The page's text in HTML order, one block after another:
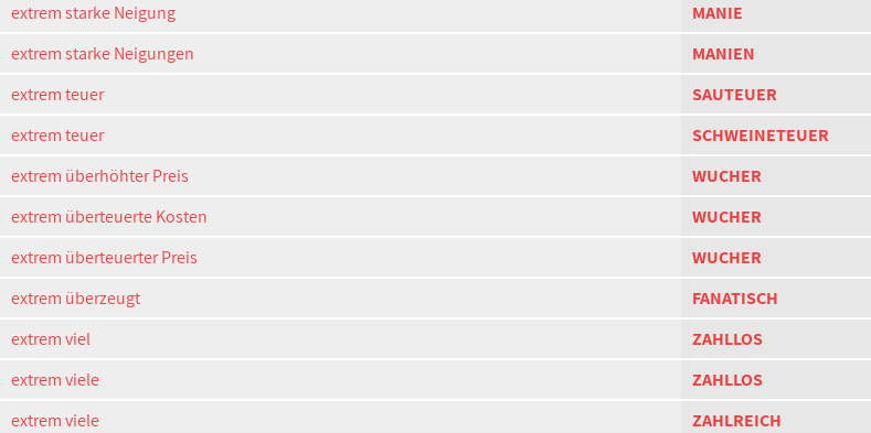
extrem starke Neigung
MANIE
extrem starke Neigungen
MANIEN
extrem teuer
SAUTEUER
extrem teuer
SCHWEINETEUER
extrem überhöhter Preis
WUCHER
extrem überteuerte Kosten
WUCHER
extrem überteuerter Preis
WUCHER
extrem überzeugt
FANATISCH
extrem viel
ZAHLLOS
extrem viele
ZAHLLOS
extrem viele
ZAHLREICH